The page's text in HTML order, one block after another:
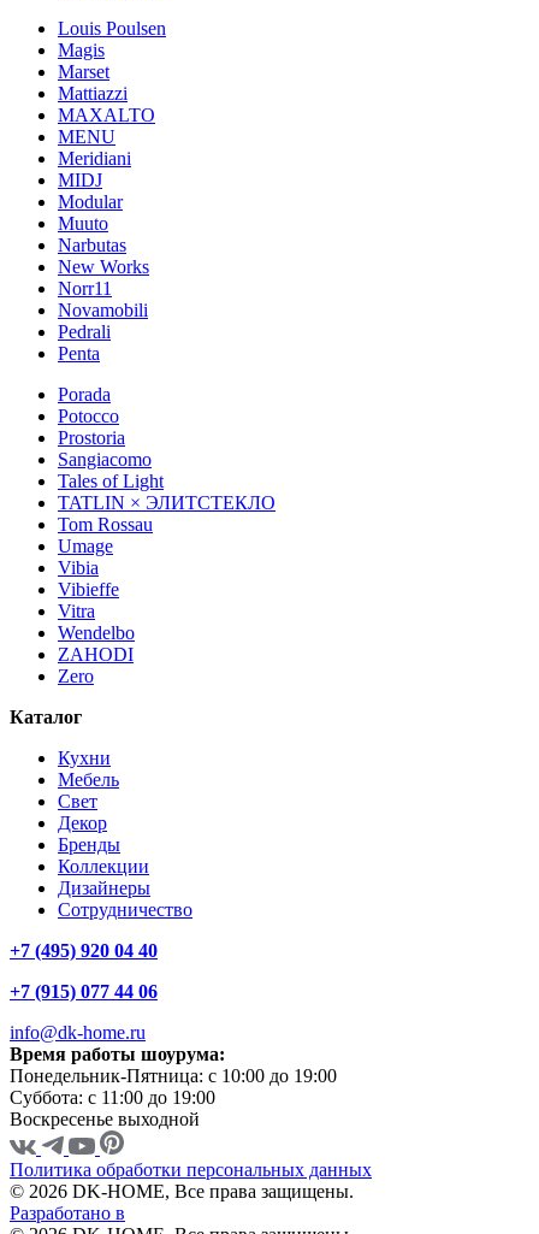
Louis Poulsen
Magis
Marset
Mattiazzi
MAXALTO
MENU
Meridiani
MIDJ
Modular
Muuto
Narbutas
New Works
Norr11
Novamobili
Pedrali
Penta
Porada
Potocco
Prostoria
Sangiacomo
Tales of Light
TATLIN × ЭЛИТСТЕКЛО
Tom Rossau
Umage
Vibia
Vibieffe
Vitra
Wendelbo
ZAHODI
Zero
Каталог
Кухни
Мебель
Свет
Декор
Бренды
Коллекции
Дизайнеры
Сотрудничество
+7 (495) 920 04 40
+7 (915) 077 44 06
info@dk-home.ru
Время работы шоурума:
Понедельник-Пятница: c 10:00 до 19:00
Суббота: c 11:00 до 19:00
Воскресенье выходной
Политика обработки персональных данных
© 2026 DK-HOME, Все права защищены.
Разработано в